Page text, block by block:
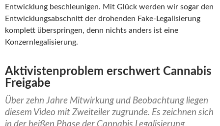
Entwicklung beschleunigen. Mit Glück werden wir sogar den
Entwicklungsabschnitt der drohenden Fake-Legalisierung
komplett überspringen, denn nichts anders ist eine
Konzernlegalisierung.
Aktivistenproblem erschwert Cannabis
Freigabe
Über zehn Jahre Mitwirkung und Beobachtung liegen
diesem Video mit Zweiteiler zugrunde. Es zeichnen sich